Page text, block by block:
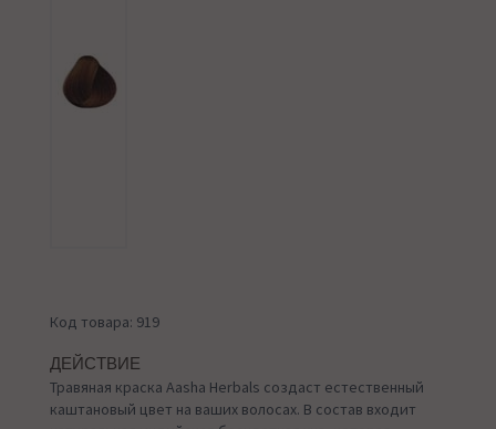
Код товара: 919
ДЕЙСТВИЕ
Травяная краска Aasha Herbals создаст естественный
каштановый цвет на ваших волосах. В состав входит